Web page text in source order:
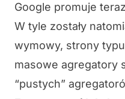
Google promuje
W tyle zostały
wymowy, strony
masowe agregatory
“pustych”